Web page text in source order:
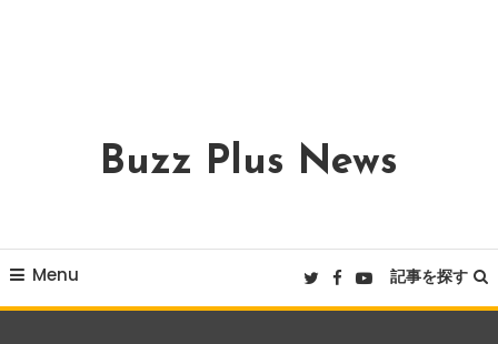
Buzz Plus News
Menu 記事を探す